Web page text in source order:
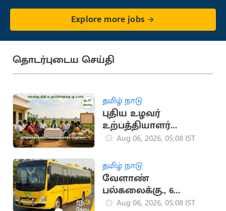
Explore more jobs
தொடர்புடைய செய்தி
தமிழ் நாடு
புதிய உழவர்
உற்பத்தியாளர்
நிறுவனங்கள்
அமைச்சர் அறிவிப்பு
Aug 06, 2026, 05:08 IST
தமிழ் நாடு
வேளாண்
பல்கலைக்கு., 6
பேருந்துகள் வாங்க
Aug 06, 2026, 05:08 IST